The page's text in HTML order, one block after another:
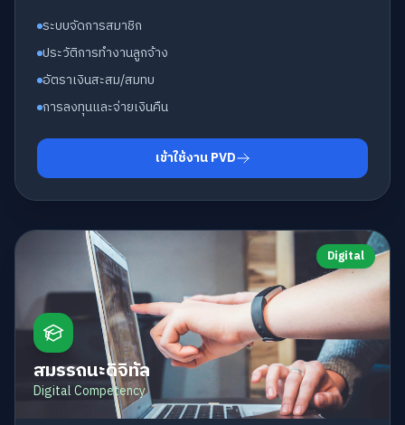
ระบบจัดการสมาชิก
ประวัติการทำงานลูกจ้าง
อัตราเงินสะสม/สมทบ
การลงทุนและจ่ายเงินคืน
เข้าใช้งาน PVD
Digital
สมรรถนะดิจิทัล
Digital Competency